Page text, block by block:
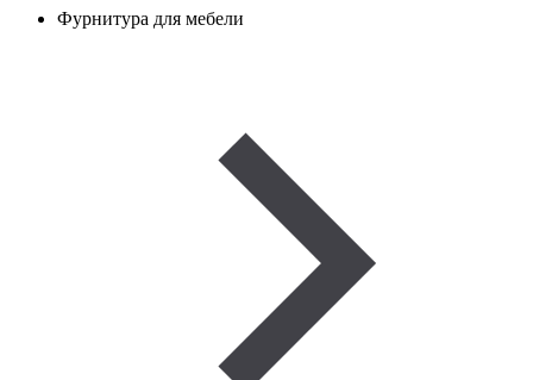
Фурнитура для мебели